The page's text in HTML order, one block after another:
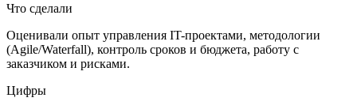
Что сделали
Оценивали опыт управления IT-проектами, методологии
(Agile/Waterfall), контроль сроков и бюджета, работу с
заказчиком и рисками.
Цифры